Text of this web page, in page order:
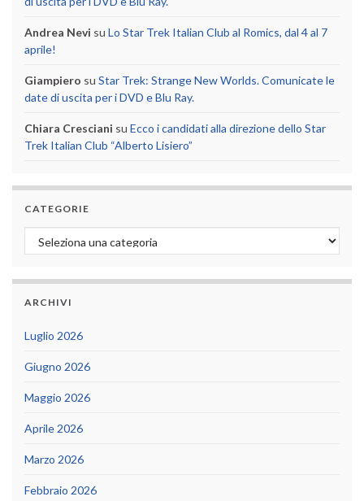
Andrea Nevi su Lo Star Trek Italian Club al Romics, dal 4 al 7
aprile!
Giampiero su Star Trek: Strange New Worlds. Comunicate le
date di uscita per i DVD e Blu Ray.
Chiara Cresciani su Ecco i candidati alla direzione dello Star
Trek Italian Club “Alberto Lisiero”
CATEGORIE
Categorie
ARCHIVI
Luglio 2026
Giugno 2026
Maggio 2026
Aprile 2026
Marzo 2026
Febbraio 2026